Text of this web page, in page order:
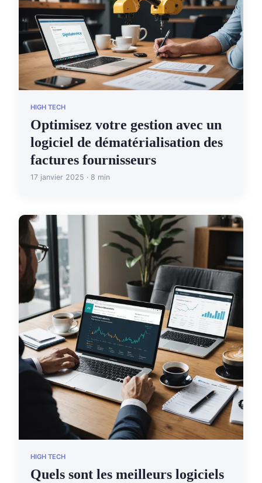
HIGH TECH
Optimisez votre gestion avec un
logiciel de dématérialisation des
factures fournisseurs
17 janvier 2025 · 8 min
HIGH TECH
Quels sont les meilleurs logiciels